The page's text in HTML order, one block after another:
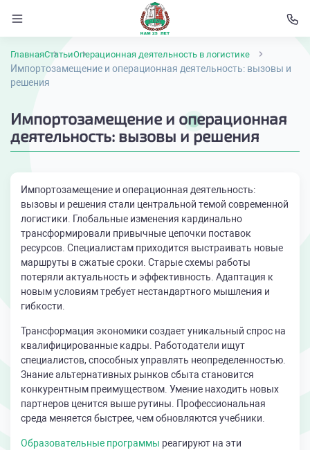
ГлавнаяСтатьиОперационная деятельность в логистике
Импортозамещение и операционная деятельность: вызовы и
решения
Импортозамещение и операционная
деятельность: вызовы и решения
Импортозамещение и операционная деятельность:
вызовы и решения стали центральной темой современной
логистики. Глобальные изменения кардинально
трансформировали привычные цепочки поставок
ресурсов. Специалистам приходится выстраивать новые
маршруты в сжатые сроки. Старые схемы работы
потеряли актуальность и эффективность. Адаптация к
новым условиям требует нестандартного мышления и
гибкости.
Трансформация экономики создает уникальный спрос на
квалифицированные кадры. Работодатели ищут
специалистов, способных управлять неопределенностью.
Знание альтернативных рынков сбыта становится
конкурентным преимуществом. Умение находить новых
партнеров ценится выше рутины. Профессиональная
среда меняется быстрее, чем обновляются учебники.
Образовательные программы реагируют на эти